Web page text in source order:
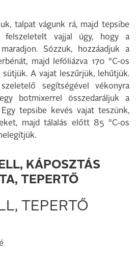
talpat vágunk rá, majd tepsibe
felszeletelt vajjal úgy, hogy a
Sózzuk, hozzáadjuk a
majd lefóliázva 170 °C-os
A vajat leszűrjük, lehűtjük.
segítségével vékonyra
botmixerrel összedaráljuk a
tepsibe kevés vajat teszünk,
majd tálalás előtt 85 °C-os
KÁPOSZTÁS
TEPERTŐ
TEPERTŐ